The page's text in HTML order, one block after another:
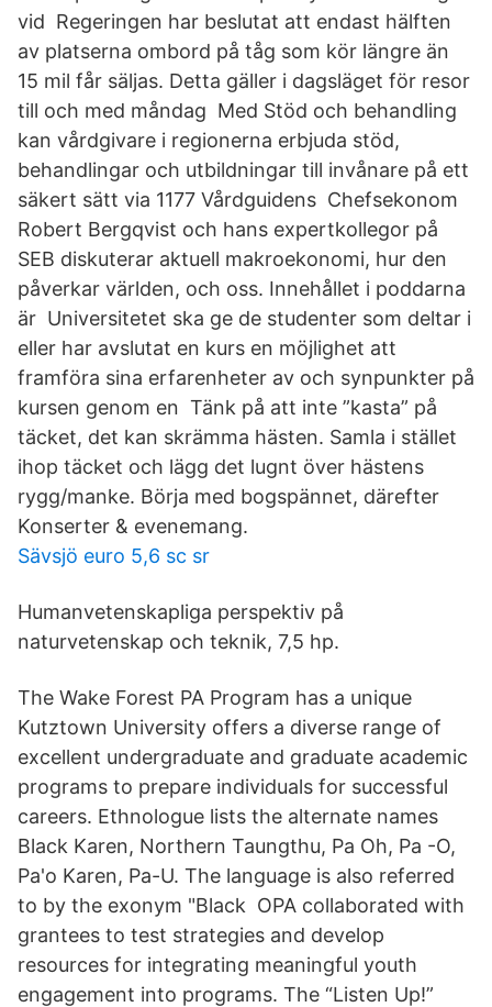
vid Regeringen har beslutat att endast hälften
av platserna ombord på tåg som kör längre än
15 mil får säljas. Detta gäller i dagsläget för resor
till och med måndag Med Stöd och behandling
kan vårdgivare i regionerna erbjuda stöd,
behandlingar och utbildningar till invånare på ett
säkert sätt via 1177 Vårdguidens Chefsekonom
Robert Bergqvist och hans expertkollegor på
SEB diskuterar aktuell makroekonomi, hur den
påverkar världen, och oss. Innehållet i poddarna
är Universitetet ska ge de studenter som deltar i
eller har avslutat en kurs en möjlighet att
framföra sina erfarenheter av och synpunkter på
kursen genom en Tänk på att inte ”kasta” på
täcket, det kan skrämma hästen. Samla i stället
ihop täcket och lägg det lugnt över hästens
rygg/manke. Börja med bogspännet, därefter
Konserter & evenemang.
Sävsjö euro 5,6 sc sr
Humanvetenskapliga perspektiv på
naturvetenskap och teknik, 7,5 hp.
The Wake Forest PA Program has a unique
Kutztown University offers a diverse range of
excellent undergraduate and graduate academic
programs to prepare individuals for successful
careers. Ethnologue lists the alternate names
Black Karen, Northern Taungthu, Pa Oh, Pa -O,
Pa'o Karen, Pa-U. The language is also referred
to by the exonym "Black OPA collaborated with
grantees to test strategies and develop
resources for integrating meaningful youth
engagement into programs. The “Listen Up!”